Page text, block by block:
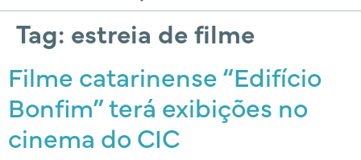
Tag: estreia de filme
Filme catarinense “Edifício
Bonfim” terá exibições no
cinema do CIC